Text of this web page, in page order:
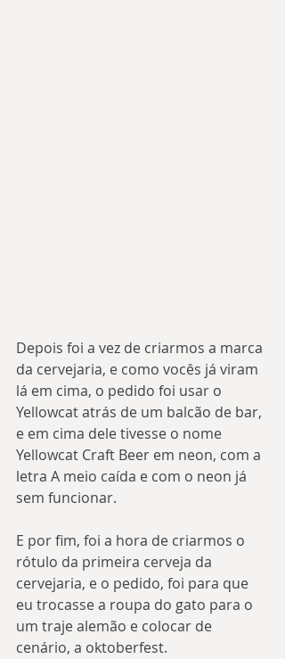
Depois foi a vez de criarmos a marca
da cervejaria, e como vocês já viram
lá em cima, o pedido foi usar o
Yellowcat atrás de um balcão de bar,
e em cima dele tivesse o nome
Yellowcat Craft Beer em neon, com a
letra A meio caída e com o neon já
sem funcionar.
E por fim, foi a hora de criarmos o
rótulo da primeira cerveja da
cervejaria, e o pedido, foi para que
eu trocasse a roupa do gato para o
um traje alemão e colocar de
cenário, a oktoberfest.